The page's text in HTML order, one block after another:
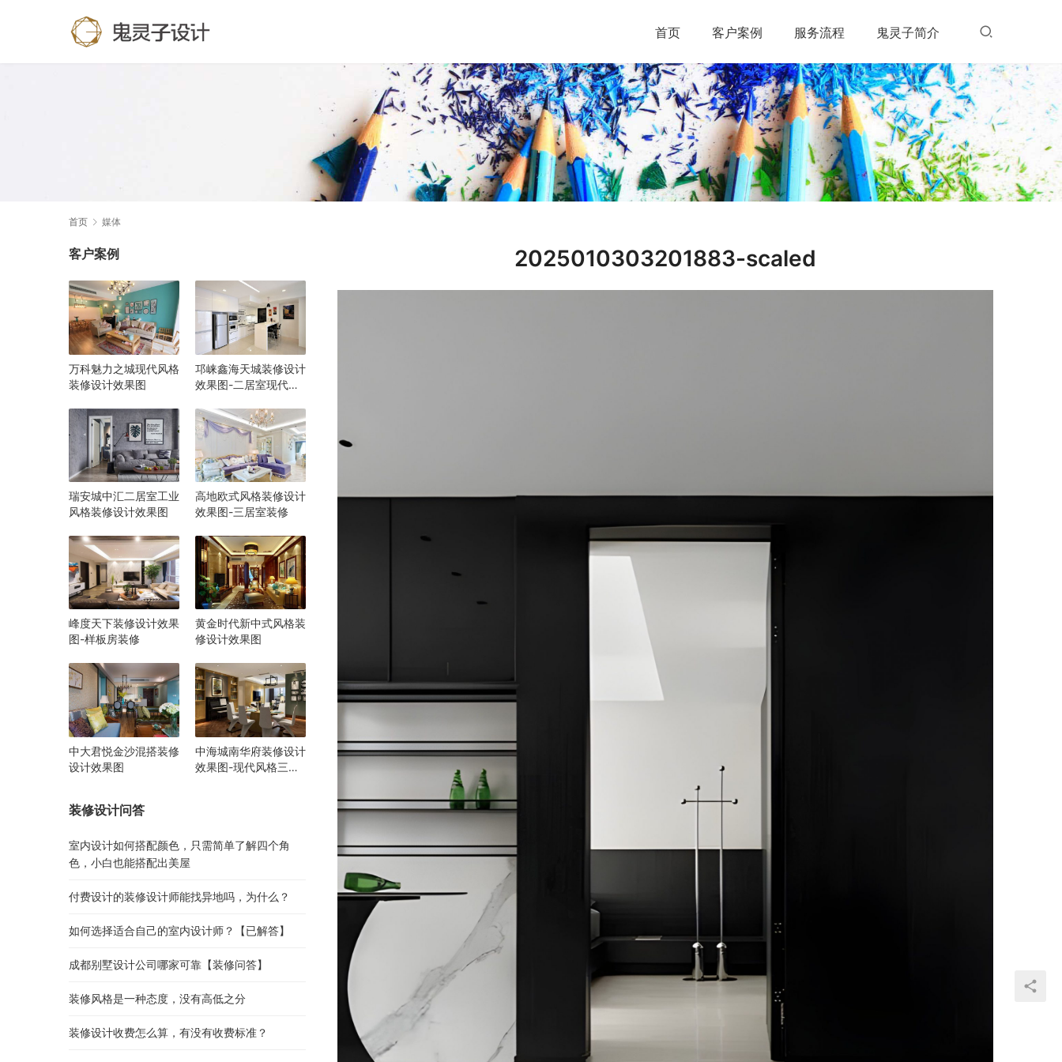
首页 客户案例 服务流程 鬼灵子简介
首页 媒体
2025010303201883-scaled
客户案例
万科魅力之城现代风格
装修设计效果图
邛崃鑫海天城装修设计
效果图-二居室现代风
瑞安城中汇二居室工业
风格装修设计效果图
高地欧式风格装修设计
效果图-三居室装修
峰度天下装修设计效果
图-样板房装修
黄金时代新中式风格装
修设计效果图
中大君悦金沙混搭装修
设计效果图
中海城南华府装修设计
效果图-现代风格三居
装修设计问答
室内设计如何搭配颜色，只需简单了解四个角
色，小白也能搭配出美屋
付费设计的装修设计师能找异地吗，为什么？
如何选择适合自己的室内设计师？【已解答】
成都别墅设计公司哪家可靠【装修问答】
装修风格是一种态度，没有高低之分
装修设计收费怎么算，有没有收费标准？